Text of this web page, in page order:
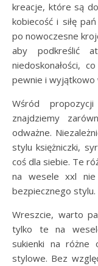
kreacje, które są
kobiecość i siłę
po nowoczesne
aby podkreślić
niedoskonałości,
pewnie i
Wśród
znajdziemy
odważne.
stylu księżniczki,
coś dla siebie. Te
na wesele xxl nie
bezpiecznego stylu.
Wreszcie, warto
tylko te na
sukienki na
stylowe. Bez